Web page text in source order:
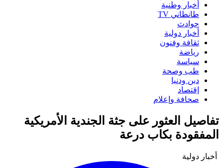
أخبار وطنية
طانطاني TV
حوادث
أخبار دولية
ثقافة وفنون
رياضة
سياسة
طب وصحة
دين ودنيا
إقتصاد
صحافة وإعلام
تفاصيل العثور على جثة الجندية الأمريكية
المفقودة بكاب درعة
أخبار دولية